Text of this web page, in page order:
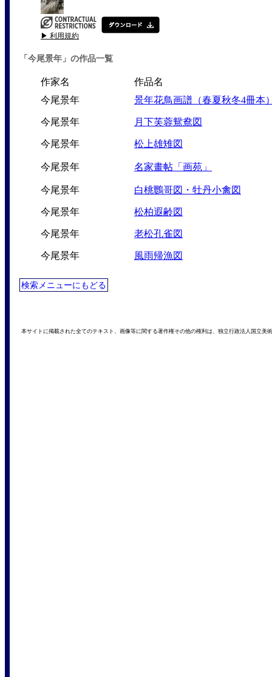
▶ 利用規約
「今尾景年」の作品一覧
作家名
作品名
今尾景年
景年花鳥画譜（春夏秋冬4冊本
今尾景年 月下芙蓉鴛鴦図
今尾景年 松上雄雉図
今尾景年 名家畫帖「画苑」
今尾景年 白桃鸚哥図・牡丹小禽図
今尾景年 松柏遐齢図
今尾景年 老松孔雀図
今尾景年 風雨帰漁図
検索メニューにもどる
本サイトに掲載された全てのテキスト、画像等に関する著作権その他の権利は、独立行政法人国立